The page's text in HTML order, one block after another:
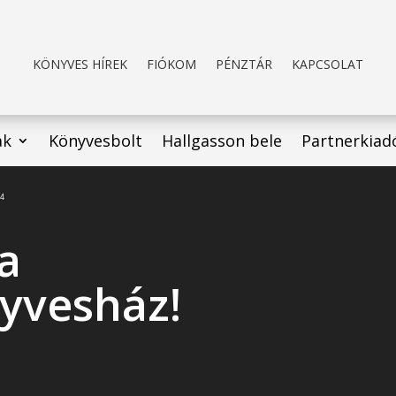
KÖNYVES HÍREK FIÓKOM PÉNZTÁR KAPCSOLAT
Könyvesbolt Hallgasson bele